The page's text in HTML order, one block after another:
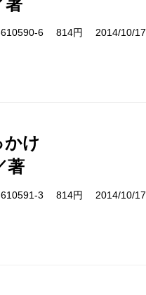
著
6 814円 2014/10/17
かけ
著
3 814円 2014/10/17